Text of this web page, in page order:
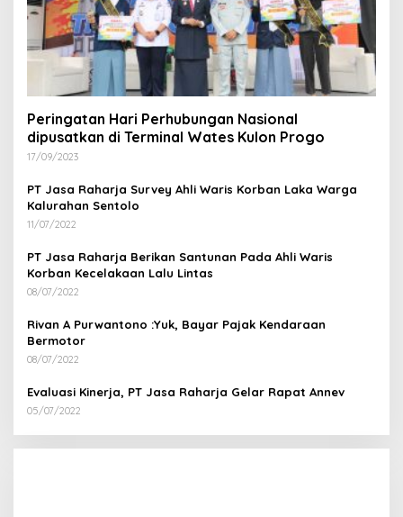
Peringatan Hari Perhubungan Nasional
dipusatkan di Terminal Wates Kulon Progo
17/09/2023
PT Jasa Raharja Survey Ahli Waris Korban Laka Warga
Kalurahan Sentolo
11/07/2022
PT Jasa Raharja Berikan Santunan Pada Ahli Waris
Korban Kecelakaan Lalu Lintas
08/07/2022
Rivan A Purwantono :Yuk, Bayar Pajak Kendaraan
Bermotor
08/07/2022
Evaluasi Kinerja, PT Jasa Raharja Gelar Rapat Annev
05/07/2022